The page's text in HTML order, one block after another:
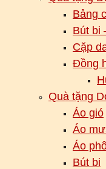
Bảng
Bút bi
Cặp
Đồng
Quà tặng
Áo gió
Áo
Áo
Bút bi